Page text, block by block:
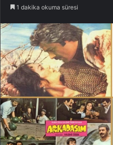
1 dakika okuma süresi